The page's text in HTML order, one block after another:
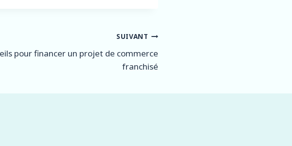
SUIVANT
pour financer un projet de commerce
franchisé